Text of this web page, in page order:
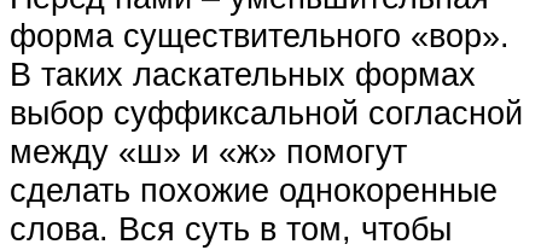
форма существительного «вор».
В таких ласкательных формах
выбор суффиксальной согласной
между «ш» и «ж» помогут
сделать похожие однокоренные
слова. Вся суть в том, чтобы